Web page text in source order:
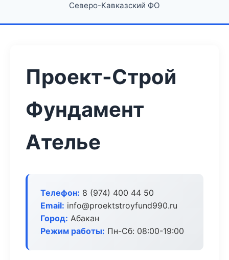
Северо-Кавказский ФО
Проект-Строй
Фундамент
Ателье
Телефон: 8 (974) 400 44 50
Email: info@proektstroyfund990.ru
Город: Абакан
Режим работы: Пн-Сб: 08:00-19:00